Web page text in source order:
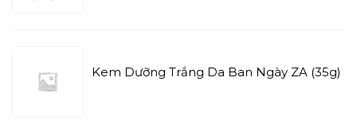
Kem Dưỡng Trắng Da Ban Ngày ZA (35g)